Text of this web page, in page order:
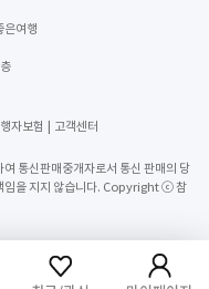
은여행
자보험 고객센터
통신판매중개자로서 통신 판매의 당
임을 지지 않습니다. Copyright ⓒ 참